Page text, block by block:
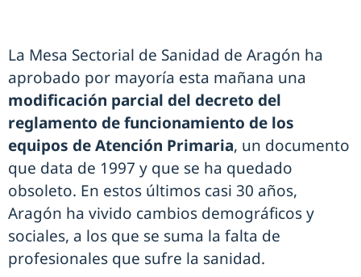
La Mesa Sectorial de Sanidad de Aragón ha
aprobado por mayoría esta mañana una
modificación parcial del decreto del
reglamento de funcionamiento de los
equipos de Atención Primaria, un documento
que data de 1997 y que se ha quedado
obsoleto. En estos últimos casi 30 años,
Aragón ha vivido cambios demográficos y
sociales, a los que se suma la falta de
profesionales que sufre la sanidad.